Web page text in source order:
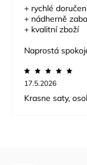
+ rychlé
+ nádherně
+ kvalitní zboží
Naprostá
17.5.2026
Krasne saty,